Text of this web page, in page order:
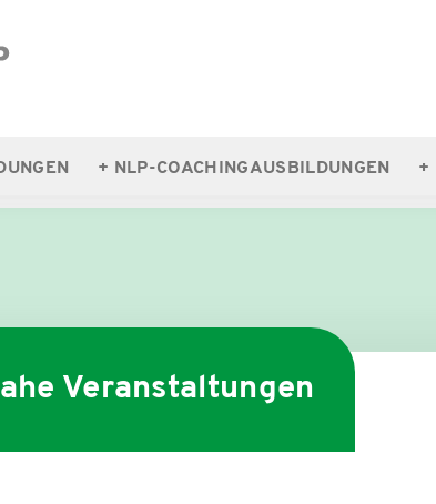
NLP-COACHINGAUSBILDUNGEN
Veranstaltungen